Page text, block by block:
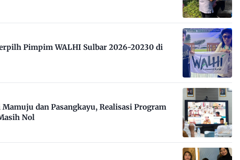
Pimpim WALHI Sulbar 2026-20230 di
dan Pasangkayu, Realisasi Program
Nol